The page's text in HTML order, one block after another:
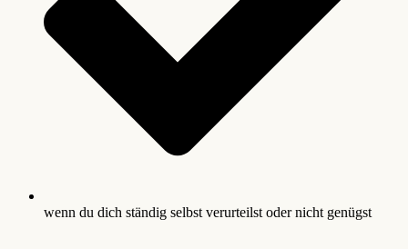
wenn du dich ständig selbst verurteilst oder nicht genügst